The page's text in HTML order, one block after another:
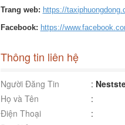
Trang web: https://
Facebook: https://
Thông tin liên hệ
Người Đăng Tin :
Họ và Tên
:
Điện Thoại
: